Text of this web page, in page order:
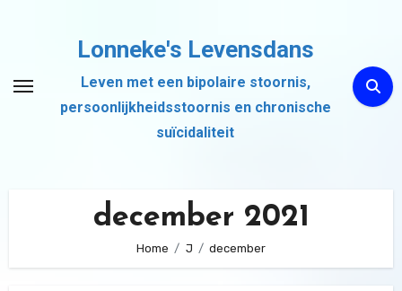
inhoud
Lonneke's Levensdans
Leven met een bipolaire stoornis,
persoonlijkheidsstoornis en chronische
suïcidaliteit
december 2021
Home J december